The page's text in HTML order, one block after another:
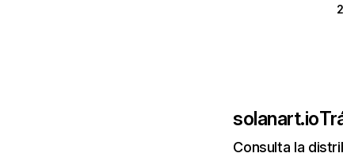
solanart.io
Consulta la